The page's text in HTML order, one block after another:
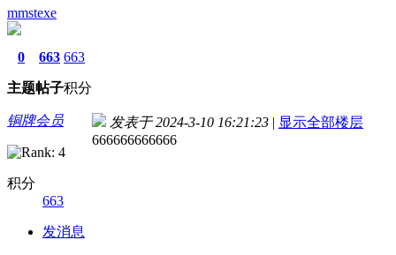
mmstexe
0
主题
663
帖子
663
积分
铜牌会员
积分
663
发消息
发表于 2024-3-10 16:21:23 | 显示全部楼层
666666666666